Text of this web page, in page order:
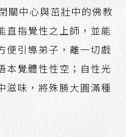
關中心與茁壯中的佛教
直指覺性之上師，並能
便引導弟子，離一切戲
本覺體性性空；自性光
滋味，將殊勝大圓滿種